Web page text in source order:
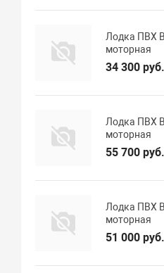
Лодка ПВХ
моторная
34 300 руб.
Лодка ПВХ
моторная
55 700 руб.
Лодка ПВХ
моторная
51 000 руб.